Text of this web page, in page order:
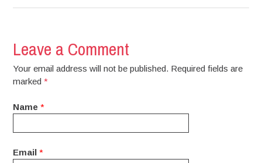
Leave a Comment
Your email address will not be published. Required fields are
marked*
Name *
Email *